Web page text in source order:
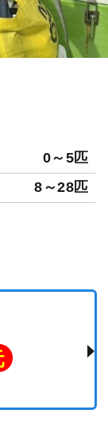
0～5匹
8～28匹